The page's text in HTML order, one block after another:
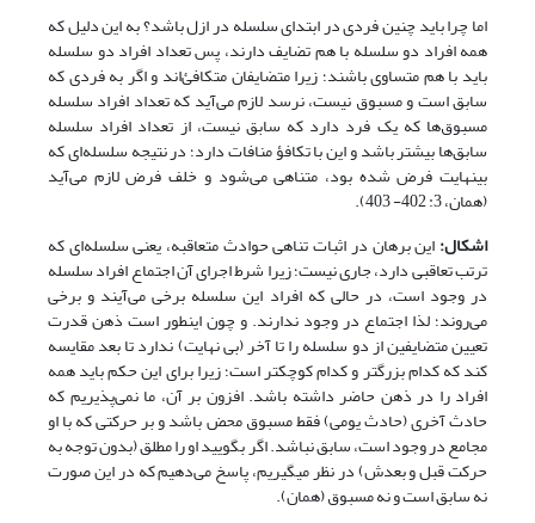
اما چرا باید چنین فردی در ابتدای سلسله در ازل باشد؟ به این دلیل که
همه افراد دو سلسله با هم تضایف دارند، پس تعداد افراد دو سلسله
باید با هم متساوی باشند؛ زیرا متضایفان متکافئ‌اند و اگر به فردی که
سابق است و مسبوق نیست، نرسد لازم می‌آید که تعداد افراد سلسله
مسبوق‌ها که یک فرد دارد که سابق نیست، از تعداد افراد سلسله
سابق‌ها بیشتر باشد و این با تکافؤ منافات دارد؛ در نتیجه سلسله‌ای که
بی‏نهایت فرض شده بود، متناهی می‌شود و خلف فرض لازم می‌آید
(همان، 3: 402- 403).
اشکال:این برهان در اثبات تناهی حوادث متعاقبه، یعنی سلسله‌ای که
ترتب تعاقبی دارد، جاری نیست؛ زیرا شرط اجرای آن اجتماع افراد سلسله
در وجود است، در حالی که افراد این سلسله برخی می‌آیند و برخی
می‌روند؛ لذا اجتماع در وجود ندارند. و چون اینطور است ذهن قدرت
تعیین متضایفین از دو سلسله را تا آخر (بی نهایت) ندارد تا بعد مقایسه
کند که کدام بزرگتر و کدام کوچکتر است؛ زیرا برای این حکم باید همه
افراد را در ذهن حاضر داشته باشد. افزون بر آن، ما نمی‌پذیریم که
حادث آخری (حادث یومی) فقط مسبوق محض باشد و بر حرکتی که با او
مجامع در وجود است، سابق نباشد. اگر بگویید او را مطلق (بدون توجه به
حرکت قبل و بعدش) در نظر می‏گیریم، پاسخ می‌دهیم که در این صورت
نه سابق است و نه مسبوق (همان).